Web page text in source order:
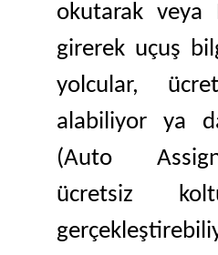
okutarak veya
girerek uçuş
yolcular,
alabiliyor ya
(Auto
ücretsiz